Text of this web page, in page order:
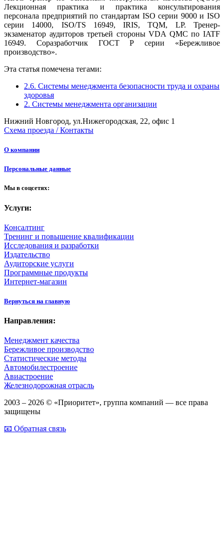
Лекционная практика и практика консультирования
персонала предприятий по стандартам ISO серии 9000 и ISO
серии 14000, ISO/TS 16949, IRIS, TQM, LP. Тренер-
экзаменатор аудиторов третьей стороны VDA QMC по IATF
16949. Соразработчик ГОСТ Р серии «Бережливое
производство».
Эта статья помечена тегами:
2.6. Системы менеджмента безопасности труда и охраны
здоровья
2. Системы менеджмента организации
Нижний Новгород, ул.Нижегородская, 22, офис 1
Схема проезда / Контакты
О компании
Персональные данные
Мы в соцсетях:
Услуги:
Консалтинг
Тренинг и повышение квалификации
Исследования и разработки
Издательство
Аудиторские услуги
Программные продукты
Интернет-магазин
Вернуться на главную
Направления:
Менеджмент качества
Бережливое производство
Статистические методы
Автомобилестроение
Авиастроение
Железнодорожная отрасль
2003 – 2026 © «Приоритет», группа компаний — все права
защищены
📧 Обратная связь